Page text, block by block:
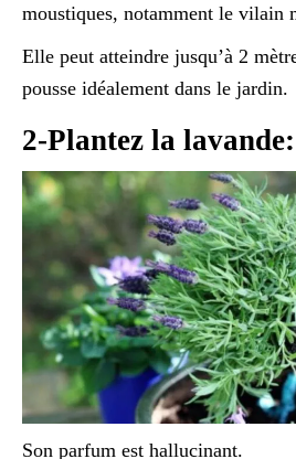
moustiques, notamment le vilain
Elle peut atteindre jusqu’à 2
pousse idéalement dans le jardin.
2-Plantez la lavande:
Son parfum est hallucinant.